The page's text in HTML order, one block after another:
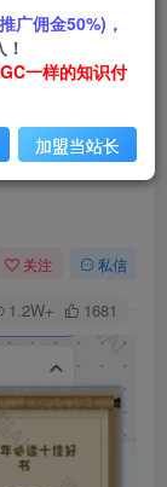
关注 私信
1.2W+ 1681
广佣金50%)，
一样的知识付
加盟当站长